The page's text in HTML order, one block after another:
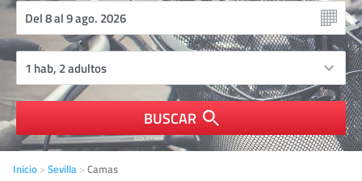
BUSCAR
Inicio Sevilla Camas